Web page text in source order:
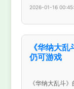
2026-01-16
《华纳大
仍可游戏
《华纳大乱斗